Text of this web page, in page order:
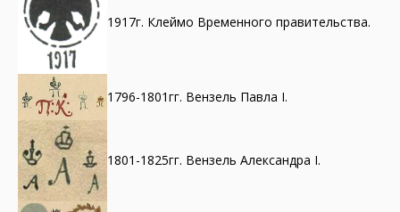
1917г. Клеймо Временного правительства.
1796-1801гг. Вензель Павла I.
1801-1825гг. Вензель Александра I.